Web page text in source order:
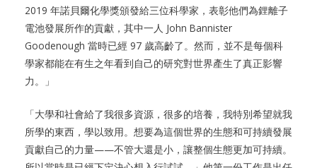
2019 年諾貝爾化學獎頒發給三位科學家，表彰他們為鋰離子
電池發展所作的貢獻，其中一人 John Bannister
Goodenough 當時已經 97 歲高齡了。然而，並不是每個科
學家都能在有生之年看到自己的研究對世界產生了真正影響
力。」
「大學和社會給了我很多資源，很多的培養，我特別希望就我
所學的東西，學以致用。想要為這個世界的生態和可持續發展
貢獻自己的力量——不管大還是小，讓整個生態更加可持續。